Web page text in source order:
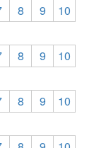
8 9
10
8 9
10
8 9
10